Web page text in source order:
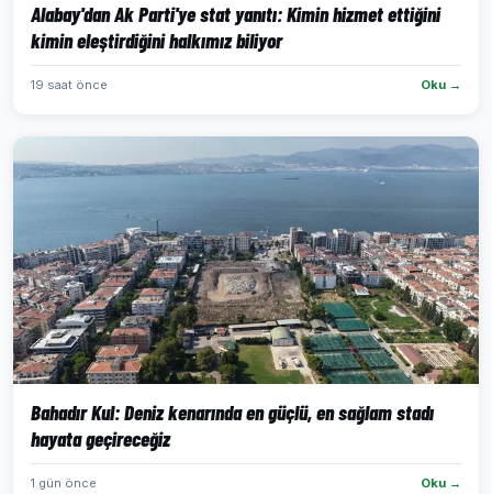
Alabay'dan Ak Parti'ye stat yanıtı: Kimin hizmet ettiğini
kimin eleştirdiğini halkımız biliyor
19 saat önce Oku →
Bahadır Kul: Deniz kenarında en güçlü, en sağlam stadı
hayata geçireceğiz
1 gün önce Oku →